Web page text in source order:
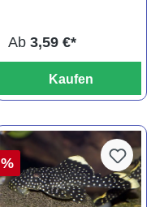
Ab 3,59 €*
Kaufen
%